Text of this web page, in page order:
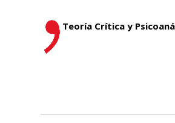
Teoría Crítica y